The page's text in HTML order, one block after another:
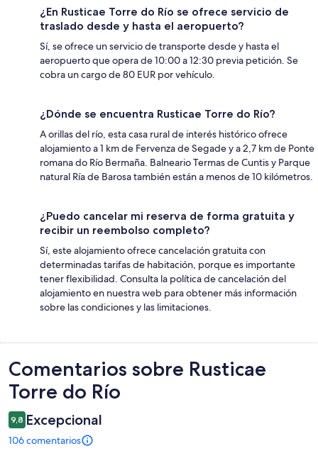
¿En Rusticae Torre do Río se ofrece servicio de
traslado desde y hasta el aeropuerto?
Sí, se ofrece un servicio de transporte desde y hasta el
aeropuerto que opera de 10:00 a 12:30 previa petición. Se
cobra un cargo de 80 EUR por vehículo.
¿Dónde se encuentra Rusticae Torre do Río?
A orillas del río, esta casa rural de interés histórico ofrece
alojamiento a 1 km de Fervenza de Segade y a 2,7 km de Ponte
romana do Río Bermaña. Balneario Termas de Cuntis y Parque
natural Ría de Barosa también están a menos de 10 kilómetros.
¿Puedo cancelar mi reserva de forma gratuita y
recibir un reembolso completo?
Sí, este alojamiento ofrece cancelación gratuita con
determinadas tarifas de habitación, porque es importante
tener flexibilidad. Consulta la política de cancelación del
alojamiento en nuestra web para obtener más información
sobre las condiciones y las limitaciones.
Comentarios
Comentarios sobre Rusticae
Torre do Río
9,8 Excepcional
106 comentarios